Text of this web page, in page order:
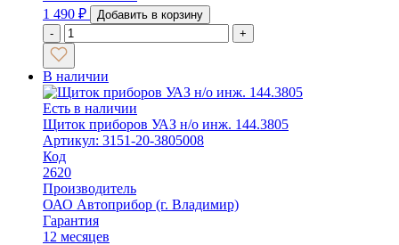
1 490 ₽
Добавить в корзину
-
+
В наличии
Есть в наличии
Щиток приборов УАЗ н/о инж. 144.3805
Артикул: 3151-20-3805008
Код
2620
Производитель
ОАО Автоприбор (г. Владимир)
Гарантия
12 месяцев